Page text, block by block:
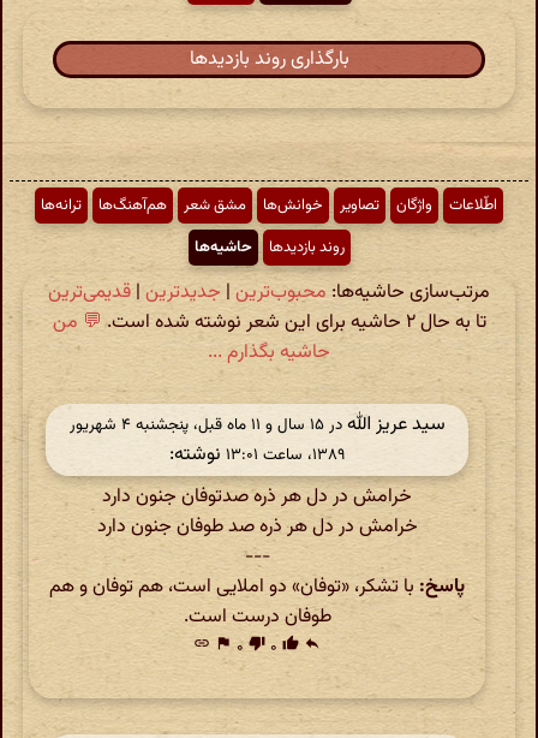
بارگذاری روند بازدیدها
اطّلاعات واژگان تصاویر خوانش‌ها مشق شعر هم‌آهنگ‌ها
ترانه‌ها
روند بازدیدها
حاشیه‌ها
مرتب‌سازی حاشیه‌ها: محبوب‌ترین | جدیدترین | قدیمی‌ترین
تا به حال ۲ حاشیه برای این شعر نوشته شده است.
💬 من
حاشیه بگذارم ...
سید عریز الله
در ‫۱۵ سال و ۱۱ ماه قبل، پنجشنبه ۴ شهریور
۱۳۸۹، ساعت ۱۳:۰۱
نوشته:
خرامش در دل هر ذره صدتوفان جنون دارد
خرامش در دل هر ذره صد طوفان جنون دارد
---
پاسخ: با تشکر، «توفان» دو املایی است، هم توفان و هم
طوفان درست است.
reply
thumb_up ۰ thumb_down ۰ flag
link